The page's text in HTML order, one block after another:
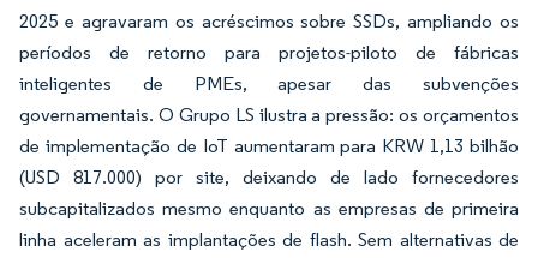
2025 e agravaram os acréscimos sobre SSDs, ampliando os
períodos de retorno para projetos-piloto de fábricas
inteligentes de PMEs, apesar das subvenções
governamentais. O Grupo LS ilustra a pressão: os orçamentos
de implementação de IoT aumentaram para KRW 1,13 bilhão
(USD 817.000) por site, deixando de lado fornecedores
subcapitalizados mesmo enquanto as empresas de primeira
linha aceleram as implantações de flash. Sem alternativas de